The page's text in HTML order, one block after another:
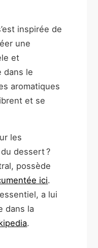
inspirée de
une
et
dans le
aromatiques
et se
les
dessert ?
possède
ici.
a lui
dans la
.